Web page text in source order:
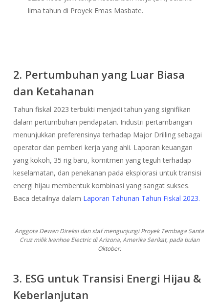
lima tahun di Proyek Emas Masbate.
2. Pertumbuhan yang Luar Biasa
dan Ketahanan
Tahun fiskal 2023 terbukti menjadi tahun yang signifikan
dalampertumbuhan pendapatan. Industri pertambangan
menunjukkan preferensinya terhadap Major Drilling sebagai
operator dan pemberi kerja yang ahli. Laporan keuangan
yang kokoh, 35 rig baru, komitmen yang teguh terhadap
keselamatan, dan penekanan pada eksplorasi untuk transisi
energi hijau membentuk kombinasi yang sangat sukses.
Baca detailnya dalam Laporan Tahunan Tahun Fiskal 2023.
Anggota Dewan Direksi dan staf mengunjungi Proyek Tembaga Santa
Cruz milik Ivanhoe Electric di Arizona, Amerika Serikat, pada bulan
Oktober.
3. ESG untuk Transisi Energi Hijau &
Keberlanjutan